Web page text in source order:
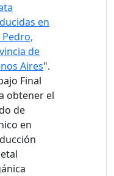
en
Pedro,
de
Aires".
Final
obtener el
de
en